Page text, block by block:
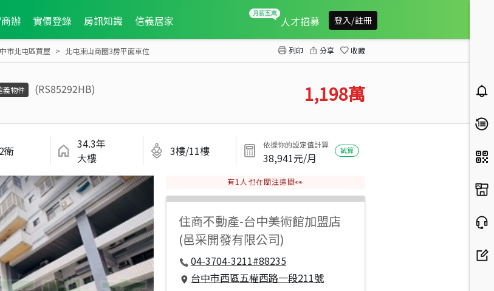
辦 實價登錄 房訊知識 信義居家 人才招募 登入/註冊
市北屯區買屋 北屯東山商圈3房平面車位 列印 分享 收藏
義物件
(RS85292HB)
1,198萬
衛
34.3年
大樓
3樓/11樓 依據你的設定值計算
38,941元/月
試算
有1 人也在關注這間👀
住商不動產-台中美術館加盟店
(邑采開發有限公司)
04-3704-3211#88235
台中市西區五權西路一段211號